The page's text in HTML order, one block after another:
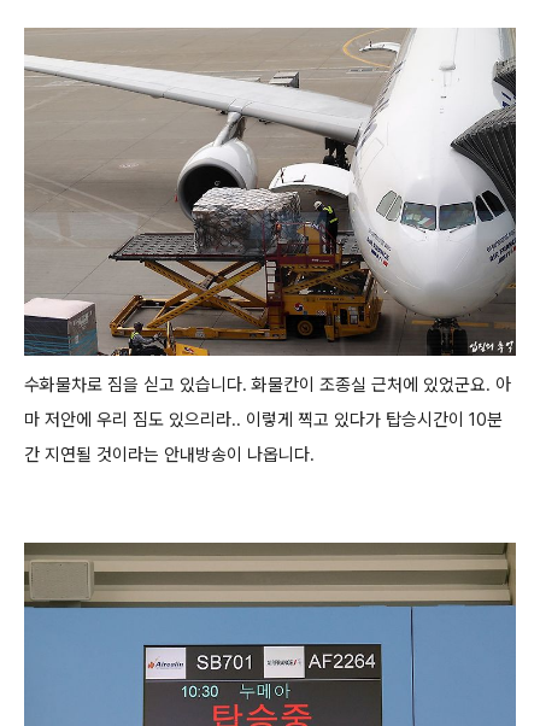
수화물차로 짐을 싣고 있습니다. 화물칸이 조종실 근처에 있었군요. 아
마 저안에 우리 짐도 있으리라.. 이렇게 찍고 있다가 탑승시간이 10분
간 지연될 것이라는 안내방송이 나옵니다.